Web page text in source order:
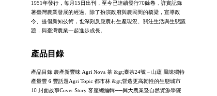
1951年發行，每月15日出刊，至今已連續發行70餘卷，詳實記錄
著臺灣農業發展的經過。除了扮演政府與農民間的橋梁，宣導政
令、提倡新知技術，也深刻反應農村生產現況、關注生活與生態議
題，與臺灣農業一起進步成長。
產品目錄
產品目錄 農產新豐味 Agri Nova 茶 &gt;臺茶24號－山蘊 風味獨特
產量豐 6 豐話題Agri Topic 都市林 &gt;營造更高韌性的生態城市
10 封面故事Cover Story 客座總編輯──興大農業暨自然資源學院